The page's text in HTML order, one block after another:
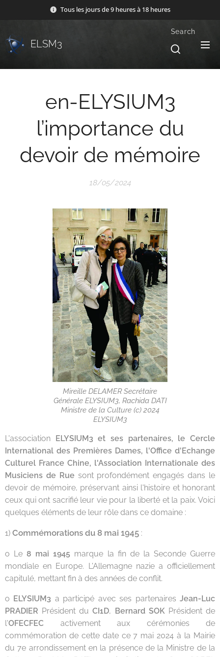
Tous les jours de 9 heures à 18 heures
ELSM3
Search
en-ELYSIUM3
l’importance du
devoir de mémoire
18/05/2024
Mireille DELAMER Secrétaire
Générale ELYSIUM3, Rachida DATI
Ministre de la Culture (c) 2024
ELYSIUM3
L'association ELYSIUM3 et ses partenaires, le Cercle
International des Premières Dames, l'Office d'Echange
Culturel France Chine, l'Association Internationale des
Musiciens de Rue sont profondément engagés dans le
devoir de mémoire, préservant ainsi l'histoire et honorant
ceux qui ont sacrifié leur vie pour la liberté et la paix. Voici
quelques éléments de leur rôle dans ce domaine :
1) Commémorations du 8 mai 1945 :
o Le8 mai 1945 marque la fin de la Seconde Guerre
mondiale en Europe. L'Allemagne nazie a officiellement
capitulé, mettant fin à des années de conflit.
o ELYSIUM3 a participé avec ses partenairesJean-Luc
PRADIER Président duCI1D, Bernard SOK Président de
l'OFECFEC activement aux cérémonies de
commémoration de cette date ce 7 mai 2024 à la Mairie
du 7e arrondissement en la présence de la Ministre de la